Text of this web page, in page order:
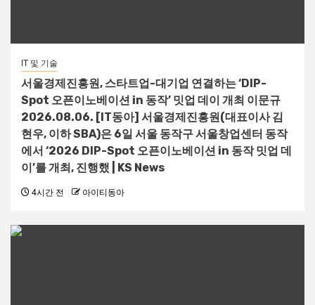
IT 및 기술
서울경제진흥원, 스타트업-대기업 연결하는 ‘DIP-
Spot 오픈이노베이션 in 동작’ 밋업 데이 개최 이문규
2026.08.06. [IT동아] 서울경제진흥원(대표이사 김
현우, 이하 SBA)은 6일 서울 동작구 서울창업센터 동작
에서 ‘2026 DIP-Spot 오픈이노베이션 in 동작 밋업 데
이’를 개최, 진행했 | KS News
4시간 전 아이티동아